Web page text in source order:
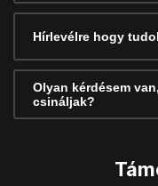
Hírlevélre hogy
Olyan kérdésem
csináljak?